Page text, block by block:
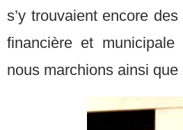
s’y trouvaient encore
financière et
nous marchions ainsi que